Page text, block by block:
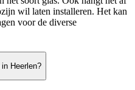
wil laten installeren. Het kan
voor de diverse
Heerlen?